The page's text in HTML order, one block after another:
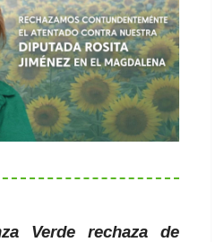
Verde rechaza de